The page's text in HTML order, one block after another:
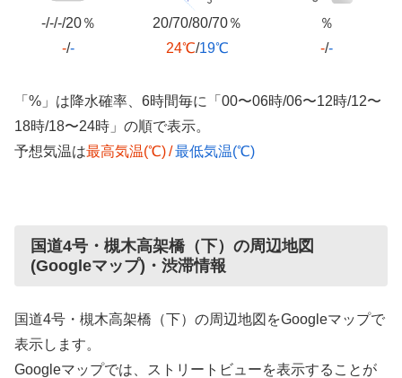
-/-/-/20％
-/-
20/70/80/70％
24℃/19℃
％
-/-
「%」は降水確率、6時間毎に「00〜06時/06〜12時/12〜
18時/18〜24時」の順で表示。
予想気温は最高気温(℃)/最低気温(℃)
国道4号・槻木高架橋（下）の周辺地図
(Googleマップ)・渋滞情報
国道4号・槻木高架橋（下）の周辺地図をGoogleマップで
表示します。
Googleマップでは、ストリートビューを表示することが